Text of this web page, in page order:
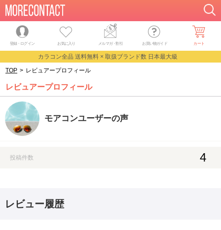
登録・ログイン お気に入り メルマガ・割引 お買い物ガイド カート
カラコン全品 送料無料 × 取扱ブランド数 日本最大級
TOP > レビュアープロフィール
レビュアープロフィール
モアコンユーザーの声
投稿件数 4
レビュー履歴